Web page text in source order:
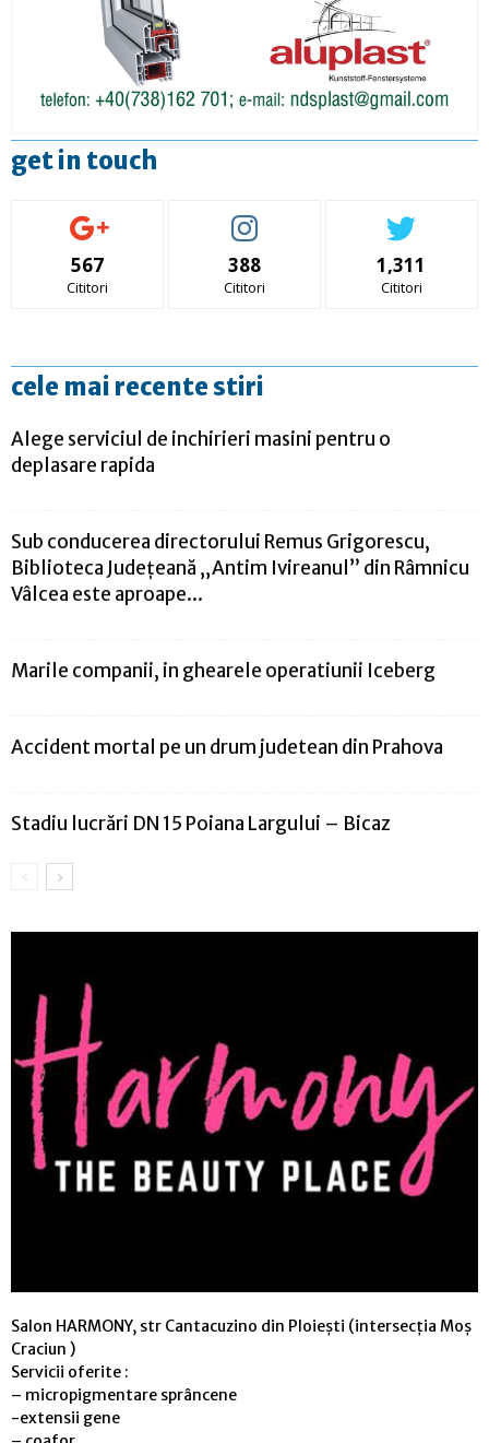
get in touch
567
Cititori
388
Cititori
1,311
Cititori
cele mai recente stiri
Alege serviciul de inchirieri masini pentru o
deplasare rapida
Sub conducerea directorului Remus Grigorescu,
Biblioteca Judeţeană „Antim Ivireanul” din Râmnicu
Vâlcea este aproape...
Marile companii, in ghearele operatiunii Iceberg
Accident mortal pe un drum judetean din Prahova
Stadiu lucrări DN 15 Poiana Largului – Bicaz
Salon HARMONY, str Cantacuzino din Ploiești (intersecția Moș
Craciun )
Servicii oferite :
– micropigmentare sprâncene
-extensii gene